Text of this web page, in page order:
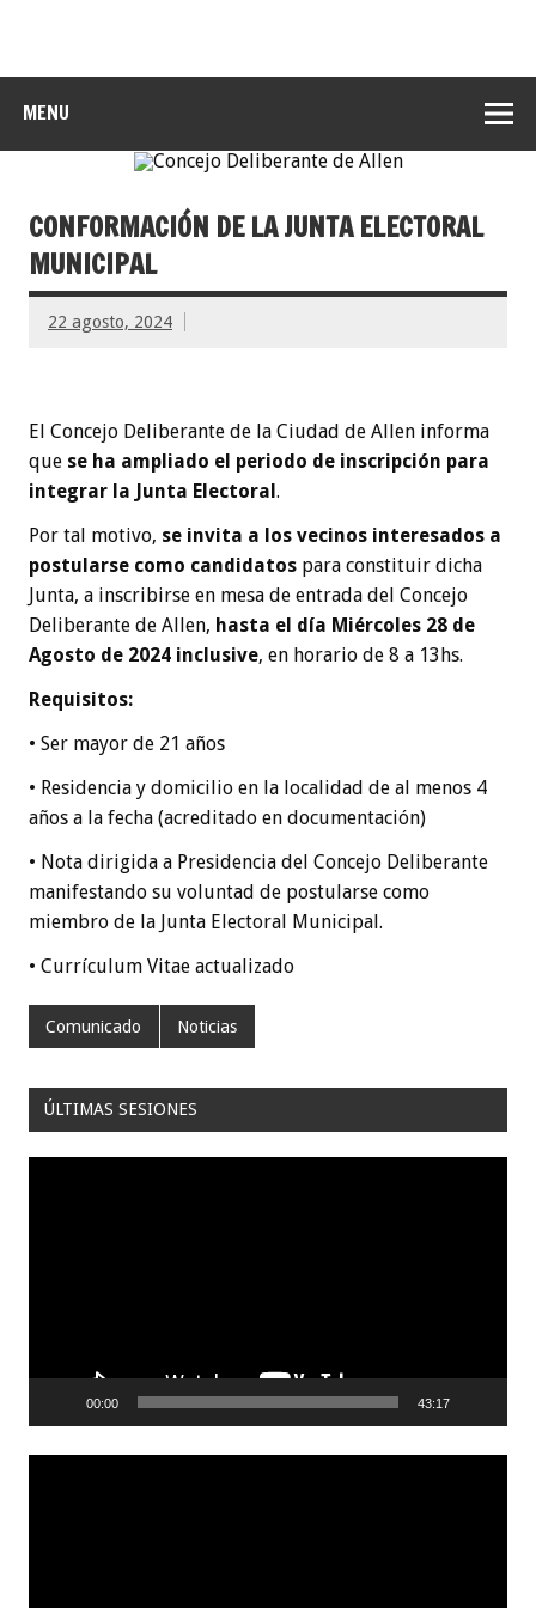
MENU
CONFORMACIÓN DE LA JUNTA ELECTORAL
MUNICIPAL
22 agosto, 2024
El Concejo Deliberante de la Ciudad de Allen informa
que se ha ampliado el periodo de inscripción para
integrar la Junta Electoral .
Por tal motivo, se invita a los vecinos interesados a
postularse como candidatos para constituir dicha
Junta, a inscribirse en mesa de entrada del Concejo
Deliberante de Allen, hasta el día Miércoles 28 de
Agosto de 2024 inclusive, en horario de 8 a 13hs.
Requisitos:
• Ser mayor de 21 años
• Residencia y domicilio en la localidad de al menos 4
años a la fecha (acreditado en documentación)
• Nota dirigida a Presidencia del Concejo Deliberante
manifestando su voluntad de postularse como
miembro de la Junta Electoral Municipal.
• Currículum Vitae actualizado
Comunicado Noticias
ÚLTIMAS SESIONES
00:00 43:17